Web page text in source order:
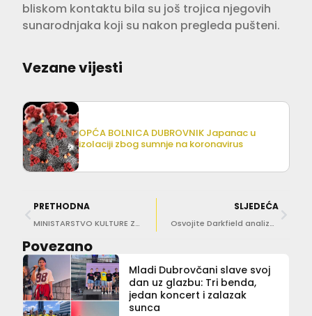
bliskom kontaktu bila su još trojica njegovih
sunarodnjaka koji su nakon pregleda pušteni.
Vezane vijesti
OPĆA BOLNICA DUBROVNIK Japanac u
izolaciji zbog sumnje na koronavirus
PRETHODNA
MINISTARSTVO KULTURE ZA DULIST ‘Žana Baća nije dala ostavku, već otvorila bolovanje’
SLJEDEĆA
Osvojite Darkfield analizu žive kapi krvi
Povezano
Mladi Dubrovčani slave svoj
dan uz glazbu: Tri benda,
jedan koncert i zalazak
sunca